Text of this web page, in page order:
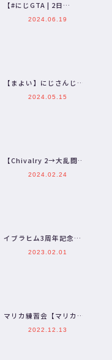
【#にじGTA | 2日
目】”首突っ込み屋”をし
2024.06.19
【まよい】にじさんじの
B級バラエティ（仮）＃
2024.05.15
【Chivalry 2→大乱闘】
神げーみつけたらしい
2024.02.24
イブラヒム3周年記念ア
ニメ -Ibrahim 3rd
2023.02.01
マリカ練習会【マリカ８
2022.12.13